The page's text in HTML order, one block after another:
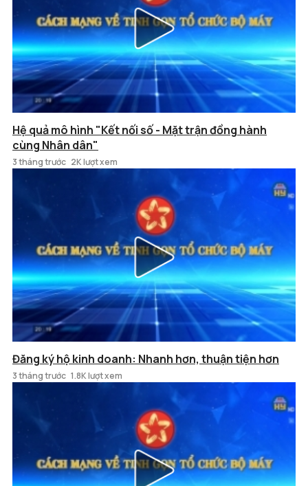
Hệ quả mô hình "Kết nối số - Mặt trận đồng hành
cùng Nhân dân"
3 tháng trước 2K lượt xem
Đăng ký hộ kinh doanh: Nhanh hơn, thuận tiện hơn
3 tháng trước 1.8K lượt xem